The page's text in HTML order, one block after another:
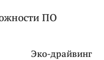
ПО
Эко-драйвинг